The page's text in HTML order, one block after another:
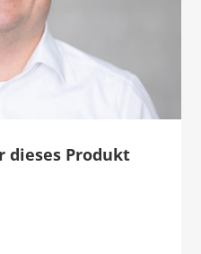
dieses Produkt